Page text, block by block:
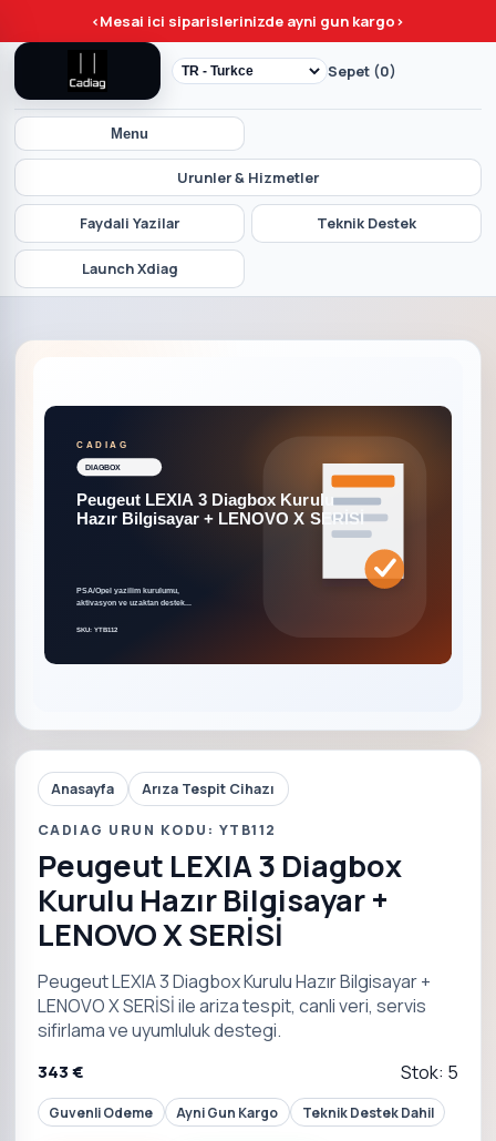
<Mesai ici siparislerinizde ayni gun kargo>
Menu
Urunler & Hizmetler
Faydali Yazilar Teknik Destek
Launch Xdiag
Sepet (0)
Anasayfa Arıza Tespit Cihazı
CADIAG URUN KODU: YTB112
Peugeut LEXIA 3 Diagbox
Kurulu Hazır Bilgisayar +
LENOVO X SERİSİ
Peugeut LEXIA 3 Diagbox Kurulu Hazır Bilgisayar +
LENOVO X SERİSİ ile ariza tespit, canli veri, servis
sifirlama ve uyumluluk destegi.
343 € Stok: 5
Guvenli Odeme Ayni Gun Kargo Teknik Destek Dahil